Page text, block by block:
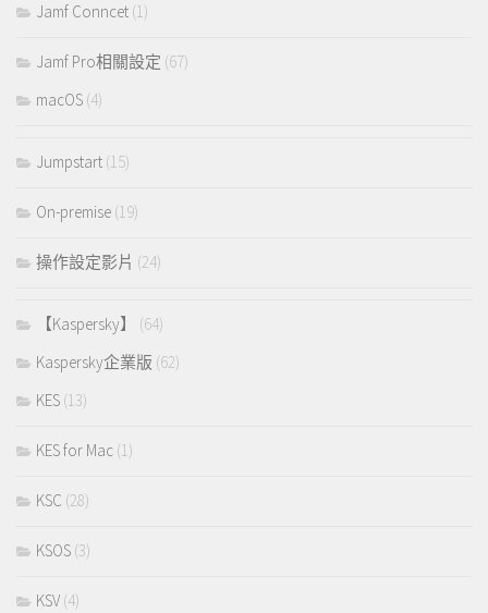
Jamf Conncet (1)
Jamf Pro相關設定 (67)
macOS (4)
Jumpstart (15)
On-premise (19)
操作設定影片 (24)
【Kaspersky】
(64)
Kaspersky企業版 (62)
KES (13)
KES for Mac (1)
KSC (28)
KSOS (3)
KSV (4)